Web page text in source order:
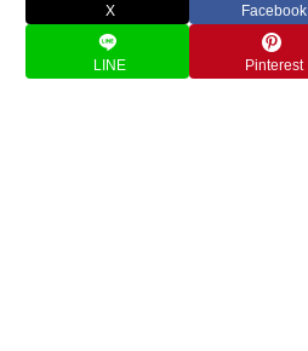
X Facebook
LINE Pinterest